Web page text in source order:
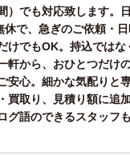
）でも対応致します。
で、急ぎのご依頼・日
けでもOK。持込ではな
軒から、おひとつだけ
安心。細かな気配りと
買取り、見積り額に追
グ語のできるスタッフ